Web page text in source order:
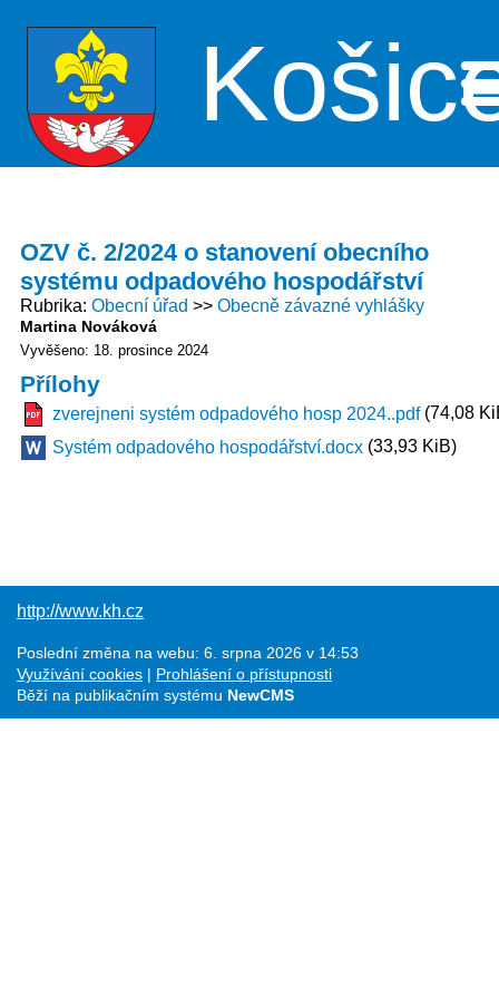
OZV č. 2/2024 o stanovení obecního
systému odpadového hospodářství
Rubrika Obecní úřad Obecně závazné vyhlášky
Martina Nováková
Vyvěšeno: 18. prosince 2024
Přílohy
zverejneni systém odpadového hosp 2024..pdf(74,08
Systém odpadového hospodářství.docx (33,93 KiB)
http://www.kh.cz
Poslední změna na webu: 6. srpna 2026 v 14:53
Využívání cookies
Prohlášení o přístupnosti
Běží na publikačním systému NewCMS